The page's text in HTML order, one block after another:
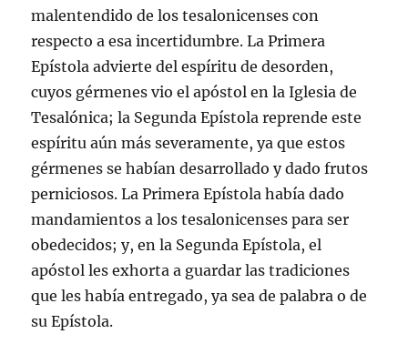
malentendido de los tesalonicenses con
respecto a esa incertidumbre. La Primera
Epístola advierte del espíritu de desorden,
cuyos gérmenes vio el apóstol en la Iglesia de
Tesalónica; la Segunda Epístola reprende este
espíritu aún más severamente, ya que estos
gérmenes se habían desarrollado y dado frutos
perniciosos. La Primera Epístola había dado
mandamientos a los tesalonicenses para ser
obedecidos; y, en la Segunda Epístola, el
apóstol les exhorta a guardar las tradiciones
que les había entregado, ya sea de palabra o de
su Epístola.